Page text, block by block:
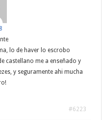
lo de haver lo escrobo
castellano me a enseñado y
y seguramente ahi mucha
#6223